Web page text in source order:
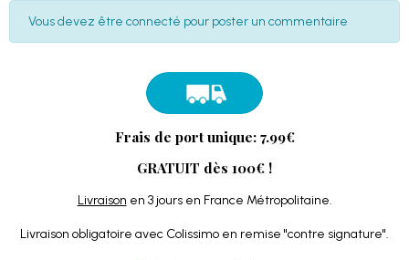
Vous devez être connecté pour poster un commentaire
Frais de port unique: 7.99€
GRATUIT dès 100€ !
Livraison en 3 jours en France Métropolitaine.
Livraison obligatoire avec Colissimo en remise "contre signature".